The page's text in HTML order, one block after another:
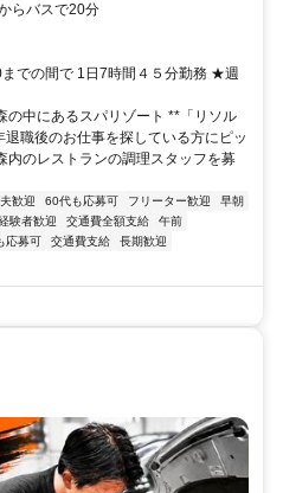
らバスで20分
での間で 1日7時間４５分勤務 ★週
の中にあるスパリゾート **「リソル
職後のお仕事を探している方にピッ
内のレストランの調理スタッフを募
歓迎 60代も応募可 フリーター歓迎
早朝
験者歓迎 交通費全額支給
午前
応募可 交通費支給
長期歓迎